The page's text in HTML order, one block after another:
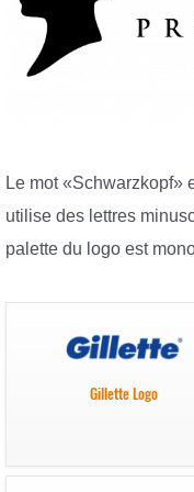
Le mot «Schwarzkopf»
utilise des lettres
palette du logo est
Gillette Logo